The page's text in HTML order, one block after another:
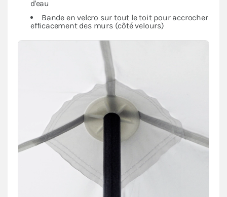
d'eau
Bande en velcro sur tout le toit pour accrocher
efficacement des murs (côté velours)